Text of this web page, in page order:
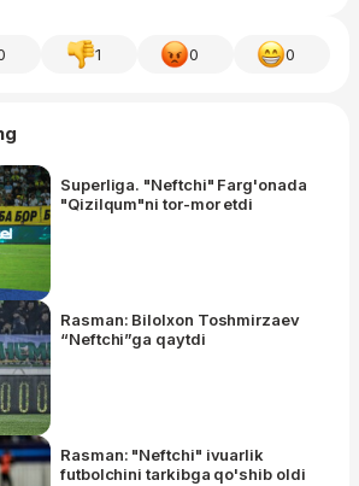
1 0 0
Superliga. "Neftchi" Farg'onada
"Qizilqum"ni tor-mor etdi
Rasman: Bilolxon Toshmirzaev
“Neftchi”ga qaytdi
Rasman: "Neftchi" ivuarlik
futbolchini tarkibga qo'shib oldi